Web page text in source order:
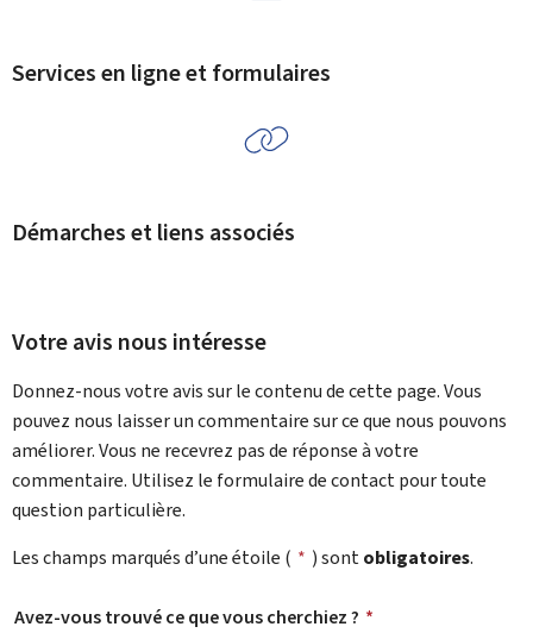
Services en ligne et formulaires
Démarches et liens associés
Votre avis nous intéresse
Donnez-nous votre avis sur le contenu de cette page. Vous
pouvez nous laisser un commentaire sur ce que nous pouvons
améliorer. Vous ne recevrez pas de réponse à votre
commentaire. Utilisez le formulaire de contact pour toute
question particulière.
Les champs marqués d’une étoile ( * ) sontobligatoires.
Avez-vous trouvé ce que vous cherchiez ? *